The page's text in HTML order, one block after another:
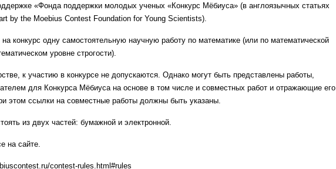
«Фонда поддержки молодых ученых «Конкурс Мёбиуса» (в англоязычных статьях
by the Moebius Contest Foundation for Young Scientists).
конкурс одну самостоятельную научную работу по математике (или по математической
уровне строгости).
к участию в конкурсе не допускаются. Однако могут быть представлены работы,
для Конкурса Мёбиуса на основе в том числе и совместных работ и отражающие его
этом ссылки на совместные работы должны быть указаны.
из двух частей: бумажной и электронной.
на сайте.
contest-rules.html#rules